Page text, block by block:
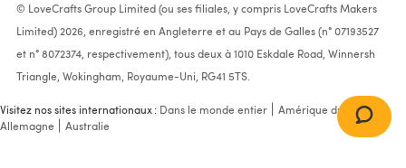
© LoveCrafts Group Limited (ou ses filiales, y compris LoveCrafts Makers
Limited) 2026, enregistré en Angleterre et au Pays de Galles (n° 07193527
et n° 8072374, respectivement), tous deux à 1010 Eskdale Road, Winnersh
Triangle, Wokingham, Royaume-Uni, RG41 5TS.
Visitez nos sites internationaux : Dans le monde entier
Amérique du Nord
Allemagne
Australie